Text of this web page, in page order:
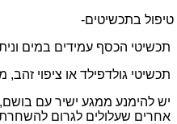
טיפול בתכשיטים-
תכשיטי הכסף עמידים במים
תכשיטי גולדפילד או ציפוי
יש להימנע ממגע ישיר עם בושם,
אחרים שעלולים לגרום